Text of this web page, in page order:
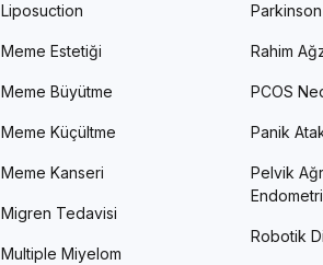
Liposuction
Meme Estetiği
Meme Büyütme
Meme Küçültme
Meme Kanseri
Migren Tedavisi
Multiple Miyelom
Rahim
PCOS
Panik
Pelvik
Robotik